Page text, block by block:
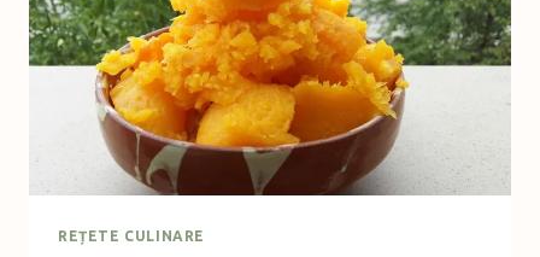
REȚETE CULINARE